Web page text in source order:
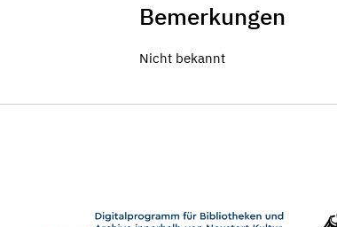
Bemerkungen
Nicht bekannt